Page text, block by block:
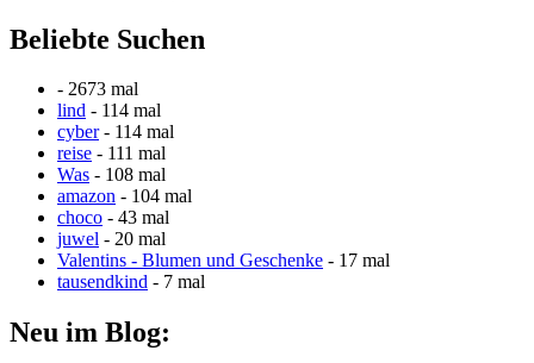
Beliebte Suchen
- 2673 mal
lind - 114 mal
cyber- 114 mal
reise - 111 mal
Was - 108 mal
amazon - 104 mal
choco - 43 mal
juwel - 20 mal
Valentins - Blumen und Geschenke - 17 mal
tausendkind - 7 mal
Neu im Blog: